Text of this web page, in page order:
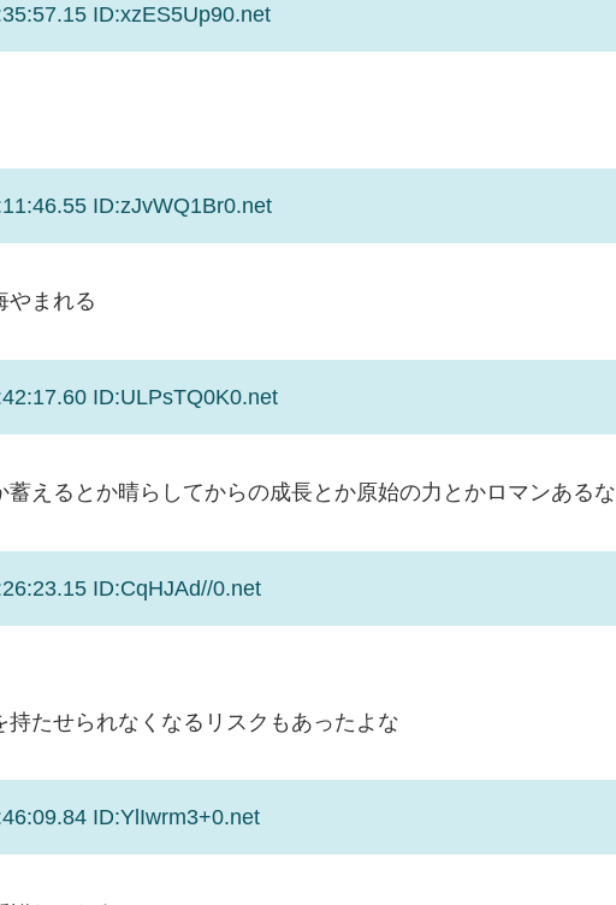
ID:xzES5Up90.net
ID:zJvWQ1Br0.net
やまれる
ID:ULPsTQ0K0.net
えるとか晴らしてからの成長とか原始の力とかロマンあるな
ID:CqHJAd//0.net
たせられなくなるリスクもあったよな
ID:YlIwrm3+0.net